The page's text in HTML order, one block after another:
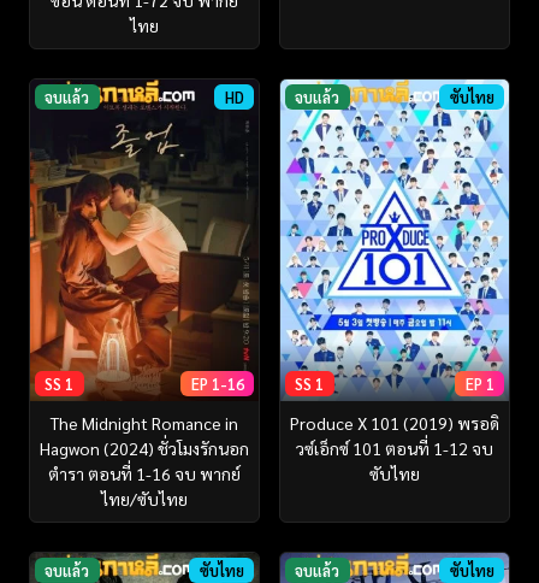
ไทย
จบแล้ว HD
SS 1 EP 1-16
The Midnight Romance in
Hagwon (2024) ชั่วโมงรักนอก
ตำรา ตอนที่ 1-16 จบ พากย์
ไทย/ซับไทย
จบแล้ว ซับไทย
SS 1 EP 1
Produce X 101 (2019) พรอดิ
วซ์เอ็กซ์ 101 ตอนที่ 1-12 จบ
ซับไทย
จบแล้ว ซับไทย จบแล้ว ซับไทย